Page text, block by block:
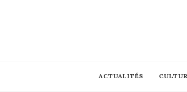
ACTUALITÉS